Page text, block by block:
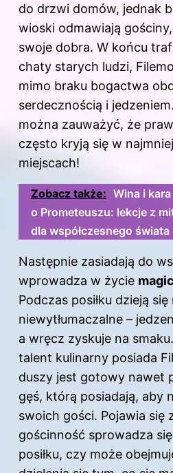
do drzwi domów, jednak
wioski odmawiają
swoje dobra. W końcu
chaty starych ludzi,
mimo braku bogactwa
serdecznością i
można zauważyć, że
często kryją się w
miejscach!
Zobacz także: Wina i
o Prometeuszu: lekcje z
dla współczesnego świata
Następnie zasiadają do
wprowadza w życie
Podczas posiłku dzieją
niewytłumaczalne –
a wręcz zyskuje na
talent kulinarny posiada
duszy jest gotowy nawet
gęś, którą posiadają, aby
swoich gości. Pojawia się
gościnność sprowadza
posiłku, czy może